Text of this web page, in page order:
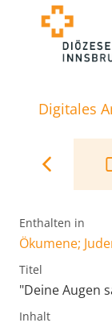
Digitales
Enthalten in
Ökumene;
Titel
"Deine Augen
Inhalt